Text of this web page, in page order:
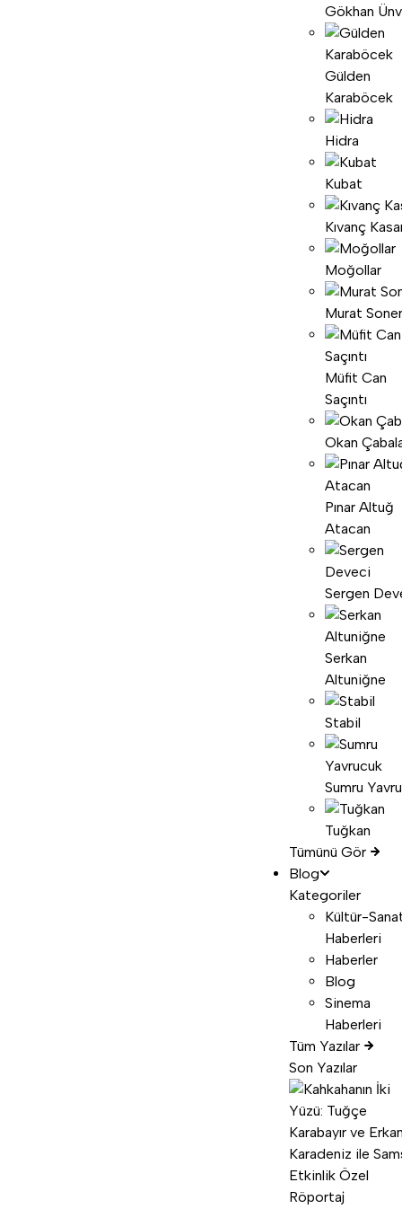
Gökhan
Gülden
Karaböcek
Hidra
Kubat
Kıvanç
Moğollar
Murat Soner
Müfit Can
Saçıntı
Okan
Pınar Altuğ
Atacan
Sergen
Serkan
Altuniğne
Stabil
Sumru
Tuğkan
Tümünü Gör
Blog
Kategoriler
Kültür-
Haberleri
Haberler
Blog
Sinema
Haberleri
Tüm Yazılar
Son Yazılar